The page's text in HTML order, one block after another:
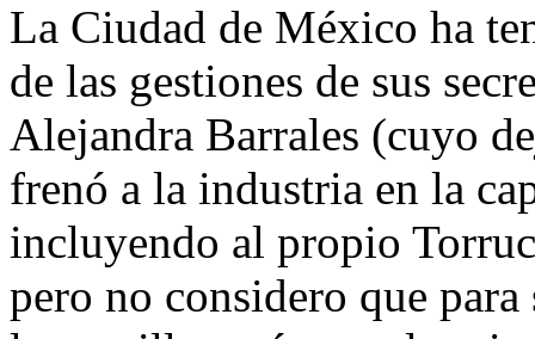
La Ciudad de México ha
de las gestiones de sus
Alejandra Barrales (cuyo
frenó a la industria en la
incluyendo al propio
pero no considero que